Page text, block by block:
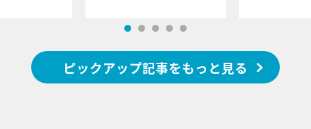
ピックアップ記事をもっと見る